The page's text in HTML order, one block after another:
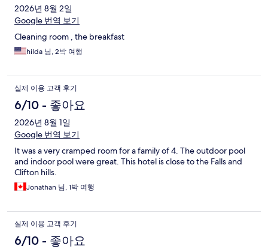
후
기
2026년 8월 2일
Google 번역 보기
Cleaning room , the breakfast
hilda 님, 2박 여행
실제 이용 고객 후기
6/10 - 좋아요
2026년 8월 1일
Google 번역 보기
It was a very cramped room for a family of 4. The outdoor pool
and indoor pool were great. This hotel is close to the Falls and
Clifton hills.
Jonathan 님, 1박 여행
실제 이용 고객 후기
6/10 - 좋아요